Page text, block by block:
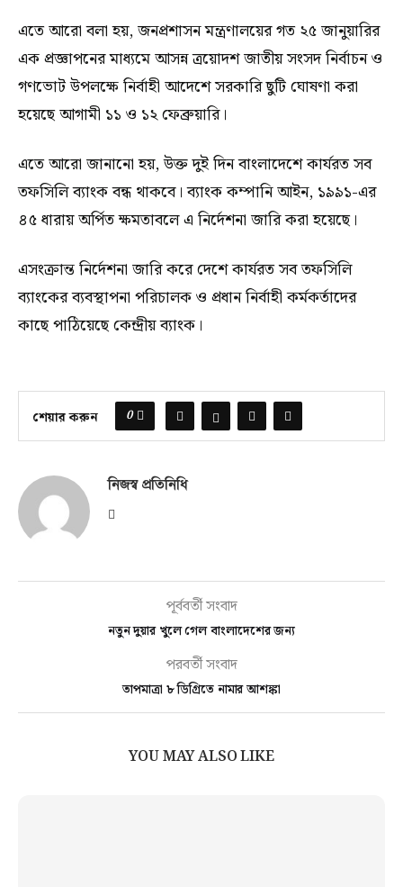
এতে আরো বলা হয়, জনপ্রশাসন মন্ত্রণালয়ের গত ২৫ জানুয়ারির
এক প্রজ্ঞাপনের মাধ্যমে আসন্ন ত্রয়োদশ জাতীয় সংসদ নির্বাচন ও
গণভোট উপলক্ষে নির্বাহী আদেশে সরকারি ছুটি ঘোষণা করা
হয়েছে আগামী ১১ ও ১২ ফেব্রুয়ারি।
এতে আরো জানানো হয়, উক্ত দুই দিন বাংলাদেশে কার্যরত সব
তফসিলি ব্যাংক বন্ধ থাকবে। ব্যাংক কম্পানি আইন, ১৯৯১-এর
৪৫ ধারায় অর্পিত ক্ষমতাবলে এ নির্দেশনা জারি করা হয়েছে।
এসংক্রান্ত নির্দেশনা জারি করে দেশে কার্যরত সব তফসিলি
ব্যাংকের ব্যবস্থাপনা পরিচালক ও প্রধান নির্বাহী কর্মকর্তাদের
কাছে পাঠিয়েছে কেন্দ্রীয় ব্যাংক।
শেয়ার করুন 0
নিজস্ব প্রতিনিধি
পূর্ববর্তী সংবাদ
নতুন দুয়ার খুলে গেল বাংলাদেশের জন্য
পরবর্তী সংবাদ
তাপমাত্রা ৮ ডিগ্রিতে নামার আশঙ্কা
YOU MAY ALSO LIKE